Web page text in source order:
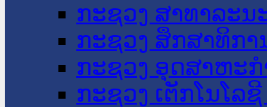
ກະຊວງ ສາທາລະນ
ກະຊວງ ສຶກສາທິກາ
ກະຊວງ ອຸດສາຫະ
ກະຊວງ ເຕັກໂນໂລ